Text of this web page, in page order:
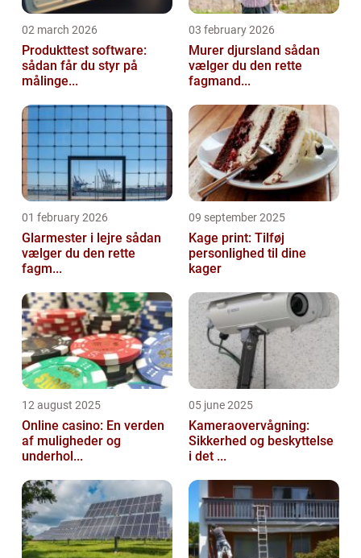
02 march 2026
Produkttest software:
sådan får du styr på
målinge...
03 february 2026
Murer djursland sådan
vælger du den rette
fagmand...
01 february 2026
Glarmester i lejre sådan
vælger du den rette
fagm...
09 september 2025
Kage print: Tilføj
personlighed til dine
kager
12 august 2025
Online casino: En verden
af muligheder og
underhol...
05 june 2025
Kameraovervågning:
Sikkerhed og beskyttelse
i det ...